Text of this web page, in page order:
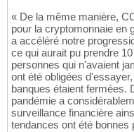
« De la même manière,
pour la cryptomonnaie en
a accéléré notre
ce qui aurait pu prendre
personnes qui n'avaient
ont été obligées
banques étaient fermées.
pandémie a
surveillance financière
tendances ont été bonnes